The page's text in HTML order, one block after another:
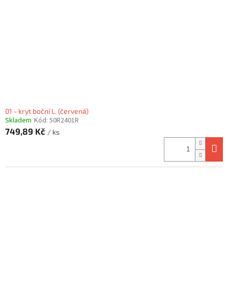
01 - kryt boční L. (červená)
Skladem Kód: 50R2401R
749,89 Kč / ks